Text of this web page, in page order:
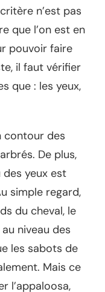
n’est pas
que l’on est en
pouvoir faire
il faut vérifier
que : les yeux,
contour des
De plus,
des yeux est
simple regard,
du cheval, le
niveau des
les sabots de
Mais ce
l’appaloosa,